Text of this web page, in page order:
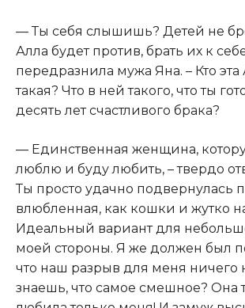
— Ты себя слышишь? Детей не
Алла будет против, брать их к
передразнила мужа Яна. – Кто
такая? Что в ней такого, что ты
десять лет счастливого брака?
— Единственная женщина,
люблю и буду любить, – твердо
Ты просто удачно подвернулась
влюбленная, как кошки и жутко
Идеальный вариант для
моей стороны. Я же должен был
что наш разрыв для меня ничего
знаешь, что самое смешное? Она